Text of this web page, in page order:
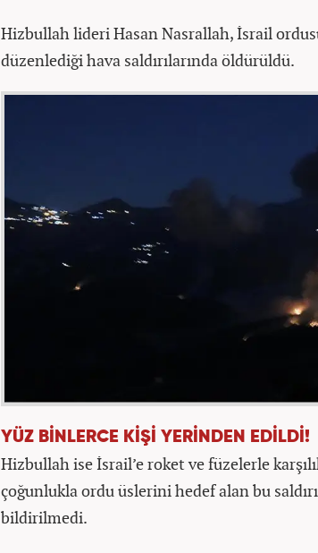
Hizbullah lideri Hasan Nasrallah, İsrail
düzenlediği hava saldırılarında öldürüldü.
YÜZ BİNLERCE KİŞİ YERİNDEN EDİLDİ!
Hizbullah ise İsrail’e roket ve füzelerle
çoğunlukla ordu üslerini hedef alan bu
bildirilmedi.